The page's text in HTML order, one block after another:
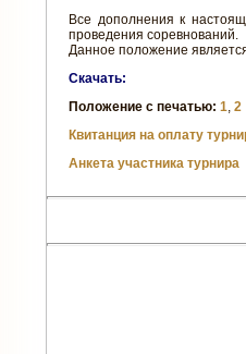
Все дополнения к
проведения соревнований.
Данное положение
Скачать:
Положение с печатью: 1, 2
Квитанция на оплату
Анкета участника турнира